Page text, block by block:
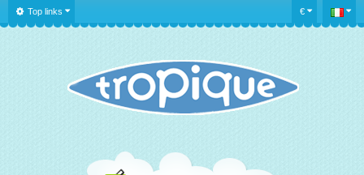
€
Top links